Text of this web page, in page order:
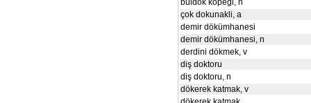
buldok köpeği, n
çok dokunakli, a
demir dökümhanesi
demir dökümhanesi, n
derdini dökmek, v
diş doktoru
diş doktoru, n
dökerek katmak, v